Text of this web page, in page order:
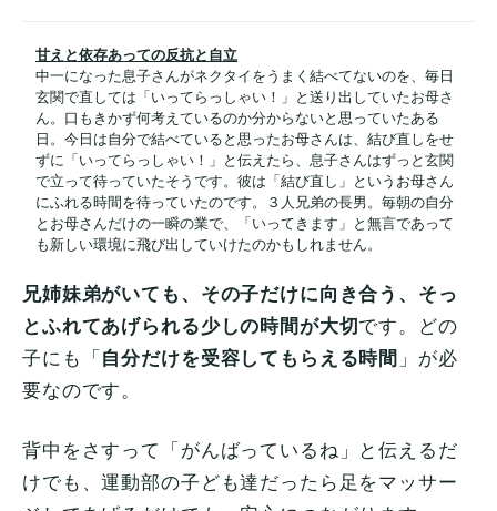
甘えと依存あっての反抗と自立
中一になった息子さんがネクタイをうまく結べてないのを、毎日
玄関で直しては「いってらっしゃい！」と送り出していたお母さ
ん。口もきかず何考えているのか分からないと思っていたある
日。今日は自分で結べていると思ったお母さんは、結び直しをせ
ずに「いってらっしゃい！」と伝えたら、息子さんはずっと玄関
で立って待っていたそうです。彼は「結び直し」というお母さん
にふれる時間を待っていたのです。３人兄弟の長男。毎朝の自分
とお母さんだけの一瞬の業で、「いってきます」と無言であって
も新しい環境に飛び出していけたのかもしれません。
兄姉妹弟がいても、その子だけに向き合う、そっ
とふれてあげられる少しの時間が大切 です。どの
子にも「 自分だけを受容してもらえる時間 」が必
要なのです。
背中をさすって「がんばっているね」と伝えるだ
けでも、運動部の子ども達だったら足をマッサー